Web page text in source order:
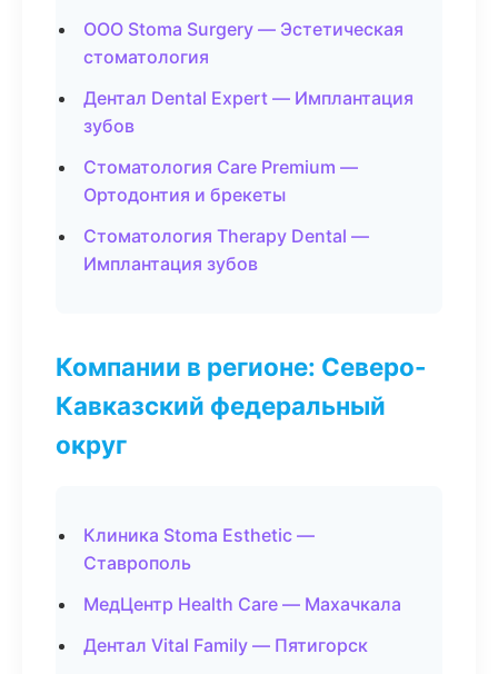
ООО Stoma Surgery — Эстетическая
стоматология
Дентал Dental Expert — Имплантация
зубов
Стоматология Care Premium —
Ортодонтия и брекеты
Стоматология Therapy Dental —
Имплантация зубов
Компании в регионе: Северо-
Кавказский федеральный
округ
Клиника Stoma Esthetic —
Ставрополь
МедЦентр Health Care — Махачкала
Дентал Vital Family — Пятигорск